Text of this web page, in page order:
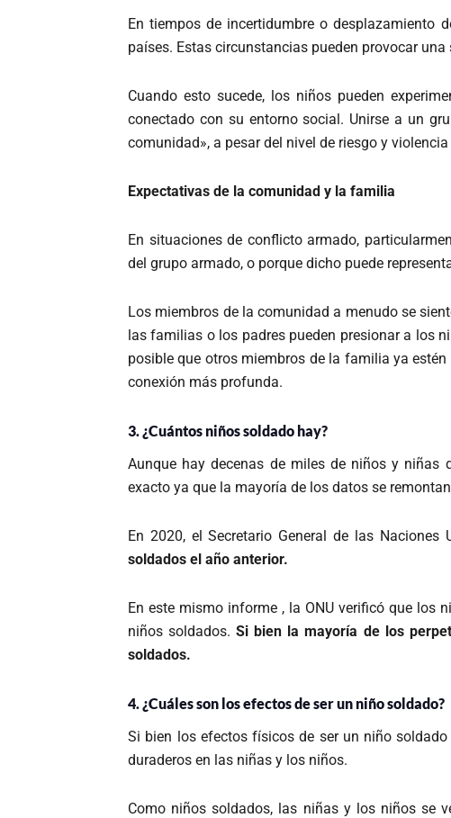
En tiempos de incertidumbre o desplazamiento
países. Estas circunstancias pueden provocar
Cuando esto sucede, los niños pueden
conectado con su entorno social. Unirse a un
comunidad», a pesar del nivel de riesgo y
Expectativas de la comunidad y la familia
En situaciones de conflicto armado,
del grupo armado, o porque dicho puede
Los miembros de la comunidad a menudo se
las familias o los padres pueden presionar a los
posible que otros miembros de la familia ya
conexión más profunda.
3. ¿Cuántos niños soldado hay?
Aunque hay decenas de miles de niños y niñas
exacto ya que la mayoría de los datos se
En 2020, el Secretario General de las Naciones
soldados el año anterior.
En este mismo informe , la ONU verificó que los
niños soldados.Si bien la mayoría de los
soldados.
4. ¿Cuáles son los efectos de ser un niño soldado?
Si bien los efectos físicos de ser un niño
duraderos en las niñas y los niños.
Como niños soldados, las niñas y los niños se